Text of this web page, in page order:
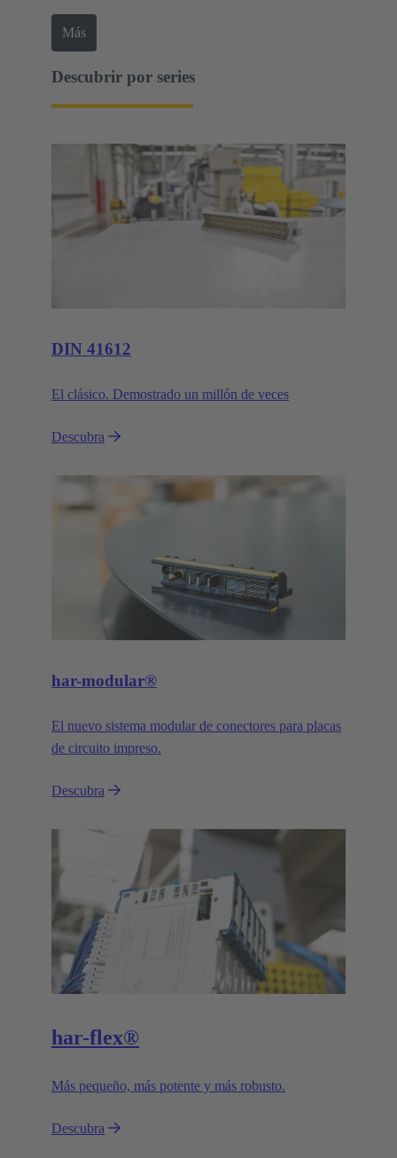
Más
Descubrir por series
DIN 41612
El clásico. Demostrado un millón de veces
Descubra
har-modular®
El nuevo sistema modular de conectores para placas
de circuito impreso.
Descubra
har-flex®
Más pequeño, más potente y más robusto.
Descubra